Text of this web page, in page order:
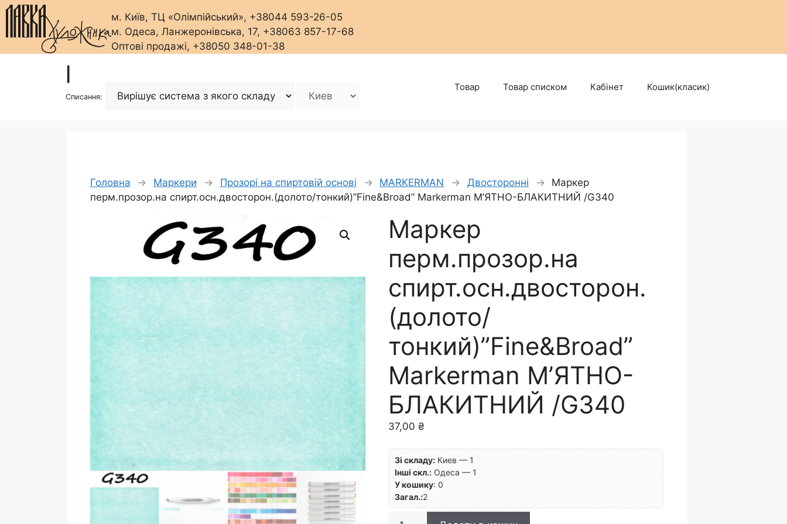
м. Київ, ТЦ «Олімпійський», +38044 593-26-05
м. Одеса, Ланжеронівська, 17, +38063 857-17-68
Оптові продажі, +38050 348-01-38
Списання:
Товар Товар списком Кабінет Кошик(класик)
Головна → Маркери → Прозорі на спиртовій основі → MARKERMAN → Двосторонні →
Маркер
перм.прозор.на спирт.осн.двосторон.(долото/тонкий)”Fine&Broad” Markerman М’ЯТНО-БЛАКИТНИЙ /G340
Маркер
перм.прозор.на
спирт.осн.двосторон.
(долото/
тонкий)”Fine&Broad”
Markerman М’ЯТНО-
БЛАКИТНИЙ /G340
37,00 ₴
Зі складу: Киев — 1
Інші скл.:Одеса — 1
У кошику: 0
Загал.:2
Маркер